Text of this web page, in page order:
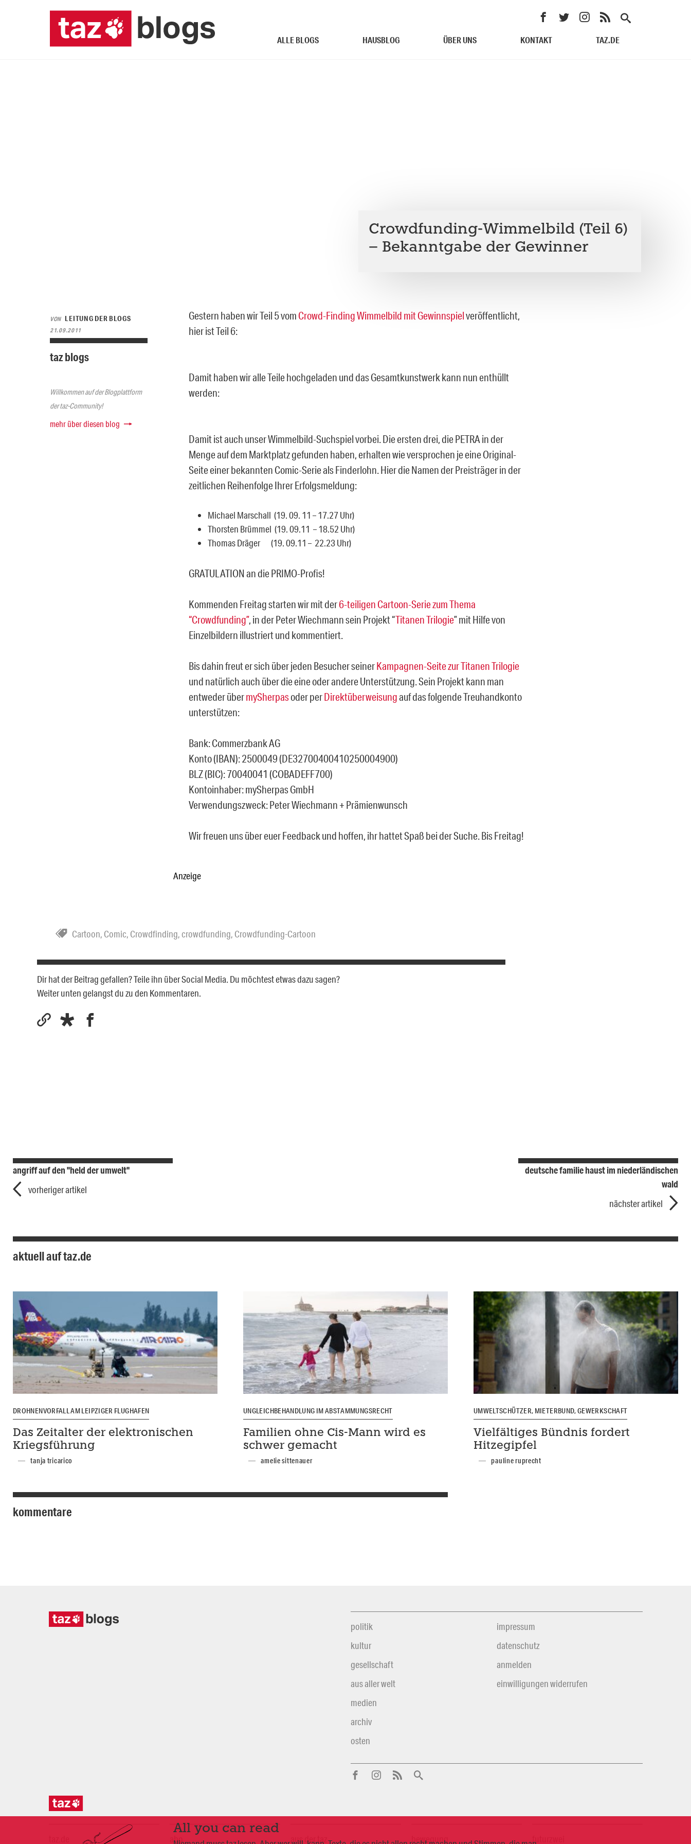
ALLE BLOGS HAUSBLOG ÜBER UNS KONTAKT TAZ.DE
Crowdfunding-Wimmelbild (Teil 6)
– Bekanntgabe der Gewinner
VON LEITUNG DER BLOGS
21.09.2011
taz blogs
Willkommen auf der Blogplattform
der taz-Community!
mehr über diesen blog
Gestern haben wir Teil 5 vom Crowd-Finding Wimmelbild mit Gewinnspielveröffentlicht,
hier ist Teil 6:
Damit haben wir alle Teile hochgeladen und das Gesamtkunstwerk kann nun enthüllt
werden:
Damit ist auch unser Wimmelbild-Suchspiel vorbei. Die ersten drei, die PETRA in der
Menge auf dem Marktplatz gefunden haben, erhalten wie versprochen je eine Original-
Seite einer bekannten Comic-Serie als Finderlohn. Hier die Namen der Preisträger in der
zeitlichen Reihenfolge Ihrer Erfolgsmeldung:
Michael Marschall (19. 09. 11 – 17.27 Uhr)
Thorsten Brümmel (19. 09.11 – 18.52 Uhr)
Thomas Dräger (19. 09.11 – 22.23 Uhr)
GRATULATION an die PRIMO-Profis!
Kommenden Freitag starten wir mit der6-teiligen Cartoon-Serie zum Thema
“Crowdfunding”, in der Peter Wiechmann sein Projekt “Titanen Trilogie” mit Hilfe von
Einzelbildern illustriert und kommentiert.
Bis dahin freut er sich über jeden Besucher seinerKampagnen-Seite zur Titanen Trilogie
und natürlich auch über die eine oder andere Unterstützung. Sein Projekt kann man
entweder übermySherpasoder perDirektüberweisungauf das folgende Treuhandkonto
unterstützen:
Bank: Commerzbank AG
Konto (IBAN): 2500049 (DE32700400410250004900)
BLZ (BIC): 70040041 (COBADEFF700)
Kontoinhaber: mySherpas GmbH
Verwendungszweck: Peter Wiechmann + Prämienwunsch
Wir freuen uns über euer Feedback und hoffen, ihr hattet Spaß bei der Suche. Bis Freitag!
Anzeige
Cartoon, Comic, Crowdfinding, crowdfunding, Crowdfunding-Cartoon
Dir hat der Beitrag gefallen? Teile ihn über Social Media. Du möchtest etwas dazu sagen?
Weiter unten gelangst du zu den Kommentaren.
angriff auf den "held der umwelt"
vorheriger artikel
deutsche familie haust im niederländischen
wald
nächster artikel
aktuell auf taz.de
DROHNENVORFALL AM LEIPZIGER FLUGHAFEN
Das Zeitalter der elektronischen
Kriegsführung
tanja tricarico
UNGLEICHBEHANDLUNG IM ABSTAMMUNGSRECHT
Familien ohne Cis-Mann wird es
schwer gemacht
amelie sittenauer
UMWELTSCHÜTZER, MIETERBUND, GEWERKSCHAFT
Vielfältiges Bündnis fordert
Hitzegipfel
pauline ruprecht
kommentare
All you can read
politik
kultur
gesellschaft
aus aller welt
medien
archiv
osten
impressum
datenschutz
anmelden
einwilligungen widerrufen
abo aus der taz bewegung